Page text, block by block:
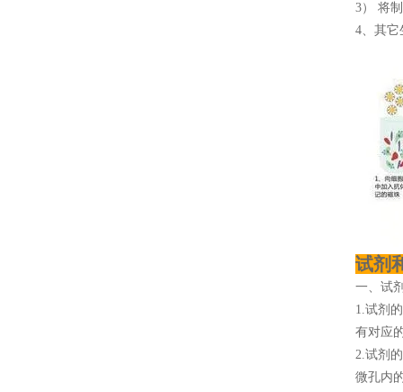
3） 将
4、其它
试剂
一、试
1.试剂
有对应
2.试剂
微孔内